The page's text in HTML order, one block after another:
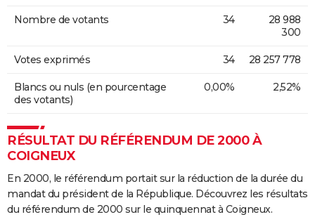
Nombre de votants 34
28 988
300
Votes exprimés 34 28 257 778
Blancs ou nuls (en pourcentage
des votants)
0,00% 2,52%
RÉSULTAT DU RÉFÉRENDUM DE 2000 À
COIGNEUX
En 2000, le référendum portait sur la réduction de la durée du
mandat du président de la République. Découvrez les résultats
du référendum de 2000 sur le quinquennat à Coigneux.